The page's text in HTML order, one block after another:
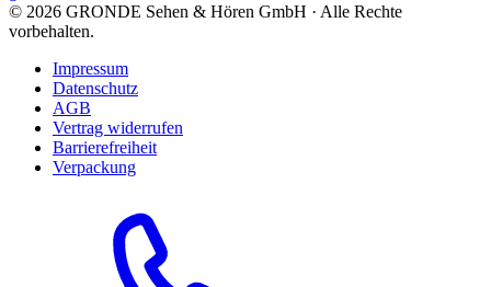
© 2026 GRONDE Sehen & Hören GmbH · Alle Rechte
vorbehalten.
Impressum
Datenschutz
AGB
Vertrag widerrufen
Barrierefreiheit
Verpackung